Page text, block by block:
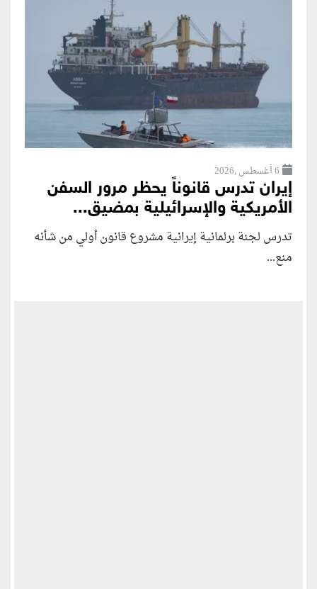
6 أغسطس ,2026
إيران تدرس قانوناً يحظر مرور السفن
الأمريكية والإسرائيلية بمضيق...
تدرس لجنة برلمانية إيرانية مشروع قانون ⁠أولي من شأنه
منع...